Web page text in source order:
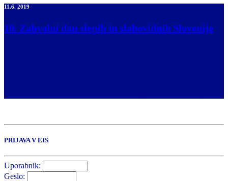
11.6. 2019
10. Zahvalni dan slepih in slabovidnih Slovenije
PRIJAVA V EIS
Uporabnik:
Geslo: